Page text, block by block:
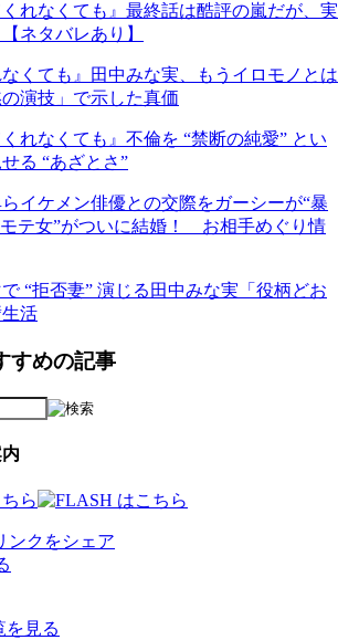
れなくても』最終話は酷評の嵐だが、実
ネタバレあり】
なくても』田中みな実、もうイロモノとは
演技」で示した真価
れなくても』不倫を “禁断の純愛” とい
る “あざとさ”
イケメン俳優との交際をガーシーが“暴
モテ女”がついに結婚！ お相手めぐり情
“拒否妻” 演じる田中みな実「役柄どお
活
すめの記事
を見る